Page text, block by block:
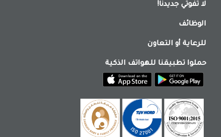
لا تفوتي جديدنا!
الوظائف
للرعاية أو التعاون
حملوا تطبيقنا للهواتف الذكية